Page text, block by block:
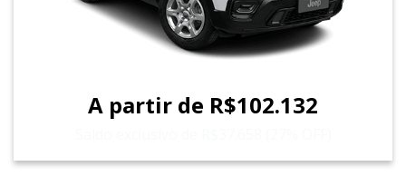
A partir de R$102.132